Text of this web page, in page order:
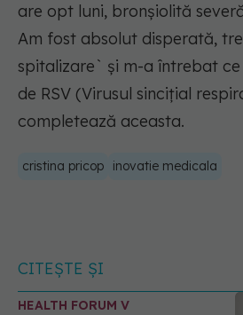
are opt luni, bronșiolită
Am fost absolut disperată,
spitalizare` și m-a întrebat
de RSV (Virusul sincițial
completează aceasta.
cristina pricop inovatie medicala
CITEȘTE ȘI
HEALTH FORUM V